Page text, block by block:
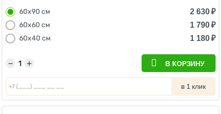
60х90 см 2 630₽
60х60 см
1 790₽
60х40 см
1 180₽
+
− В КОРЗИНУ
в 1 клик